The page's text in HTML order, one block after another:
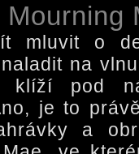
mluvit o
na
klíží pod
je to
a